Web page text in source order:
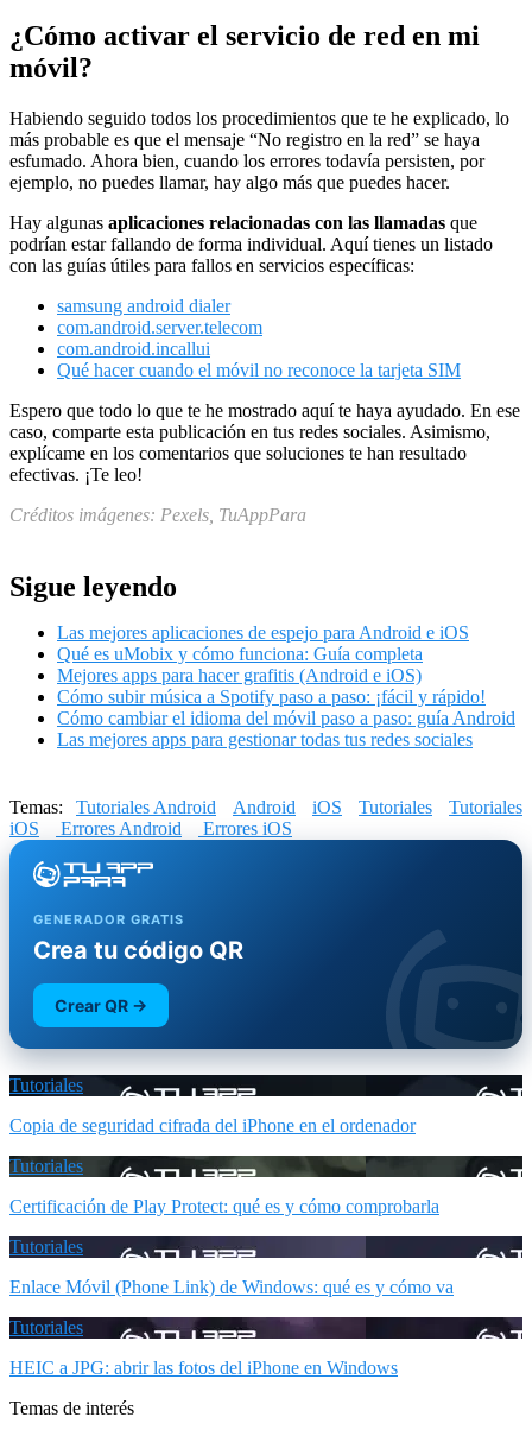
¿Cómo activar el servicio de red en mi
móvil?
Habiendo seguido todos los procedimientos que te he explicado, lo
más probable es que el mensaje “No registro en la red” se haya
esfumado. Ahora bien, cuando los errores todavía persisten, por
ejemplo, no puedes llamar, hay algo más que puedes hacer.
Hay algunas aplicaciones relacionadas con las llamadas que
podrían estar fallando de forma individual. Aquí tienes un listado
con las guías útiles para fallos en servicios específicas:
samsung android dialer
com.android.server.telecom
com.android.incallui
Qué hacer cuando el móvil no reconoce la tarjeta SIM
Espero que todo lo que te he mostrado aquí te haya ayudado. En ese
caso, comparte esta publicación en tus redes sociales. Asimismo,
explícame en los comentarios que soluciones te han resultado
efectivas. ¡Te leo!
Créditos imágenes: Pexels, TuAppPara
Sigue leyendo
Las mejores aplicaciones de espejo para Android e iOS
Qué es uMobix y cómo funciona: Guía completa
Mejores apps para hacer grafitis (Android e iOS)
Cómo subir música a Spotify paso a paso: ¡fácil y rápido!
Cómo cambiar el idioma del móvil paso a paso: guía Android
Las mejores apps para gestionar todas tus redes sociales
Temas: Tutoriales Android Android iOS Tutoriales
Tutoriales
iOS
Errores Android Errores iOS
GENERADOR GRATIS
Crea tu código QR
Crear QR →
Tutoriales
Copia de seguridad cifrada del iPhone en el ordenador
Tutoriales
Certificación de Play Protect: qué es y cómo comprobarla
Tutoriales
Enlace Móvil (Phone Link) de Windows: qué es y cómo va
Tutoriales
HEIC a JPG: abrir las fotos del iPhone en Windows
Temas de interés